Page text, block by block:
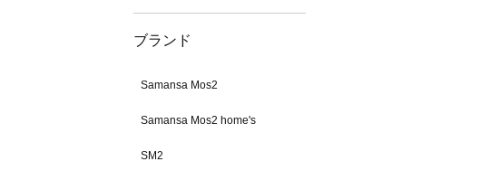
ブランド
Samansa Mos2
Samansa Mos2 home's
SM2